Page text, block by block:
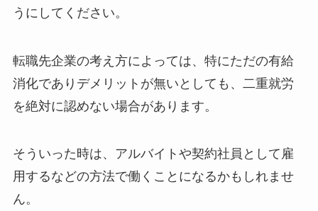
うにしてください。
転職先企業の考え方によっては、特にただの有給
消化でありデメリットが無いとしても、二重就労
を絶対に認めない場合があります。
そういった時は、アルバイトや契約社員として雇
用するなどの方法で働くことになるかもしれませ
ん。